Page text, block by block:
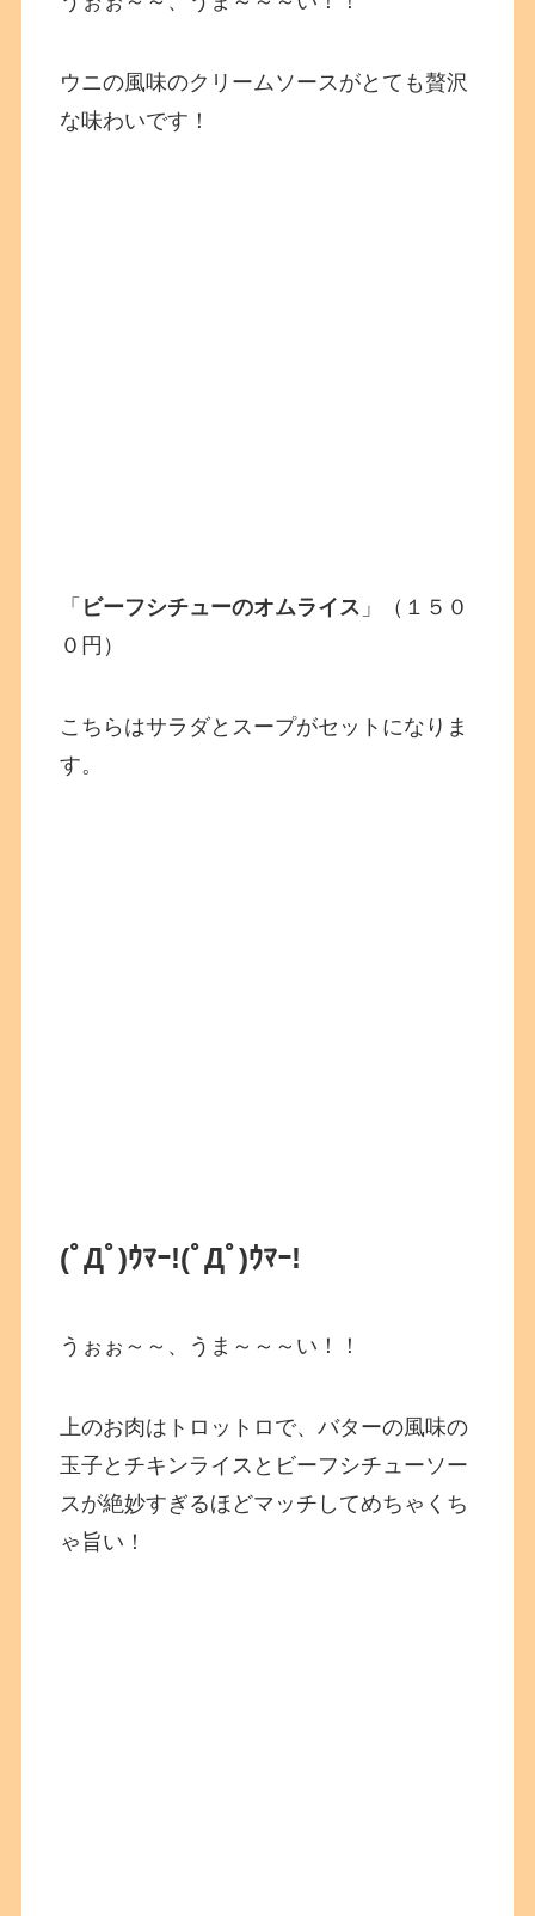
ウニの風味のクリームソースがとても贅沢
な味わいです！
「 ビーフシチューのオムライス 」（１５０
０円）
こちらはサラダとスープがセットになりま
す。
(ﾟДﾟ)ｳﾏｰ!(ﾟДﾟ)ｳﾏｰ!
うぉぉ～～、うま～～～い！！
上のお肉はトロットロで、バターの風味の
玉子とチキンライスとビーフシチューソー
スが絶妙すぎるほどマッチしてめちゃくち
ゃ旨い！